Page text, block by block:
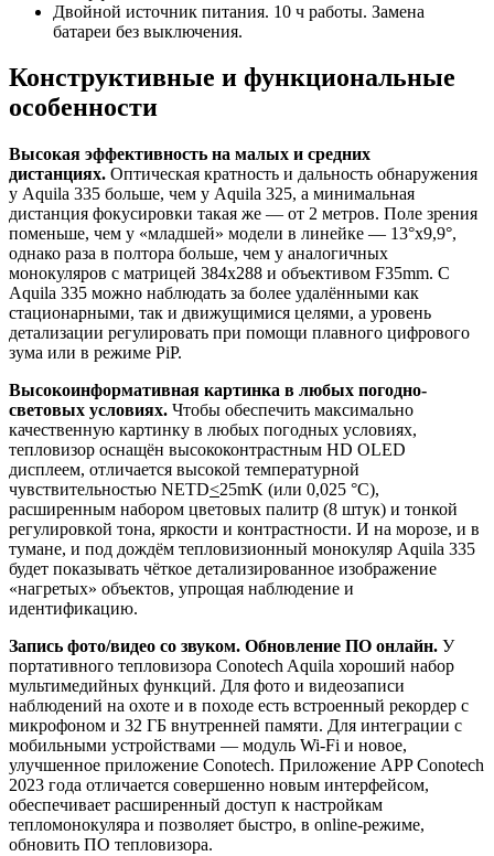
Двойной источник питания. 10 ч работы. Замена
батареи без выключения.
Конструктивные и функциональные
особенности
Высокая эффективность на малых и средних
дистанциях. Оптическая кратность и дальность обнаружения
у Aquila 335 больше, чем у Aquila 325, а минимальная
дистанция фокусировки такая же — от 2 метров. Поле зрения
поменьше, чем у «младшей» модели в линейке — 13°x9,9°,
однако раза в полтора больше, чем у аналогичных
монокуляров с матрицей 384x288 и объективом F35mm. С
Aquila 335 можно наблюдать за более удалёнными как
стационарными, так и движущимися целями, а уровень
детализации регулировать при помощи плавного цифрового
зума или в режиме PiP.
Высокоинформативная картинка в любых погодно-
световых условиях. Чтобы обеспечить максимально
качественную картинку в любых погодных условиях,
тепловизор оснащён высококонтрастным HD OLED
дисплеем, отличается высокой температурной
чувствительностью NETD<25mK (или 0,025 °C),
расширенным набором цветовых палитр (8 штук) и тонкой
регулировкой тона, яркости и контрастности. И на морозе, и в
тумане, и под дождём тепловизионный монокуляр Aquila 335
будет показывать чёткое детализированное изображение
«нагретых» объектов, упрощая наблюдение и
идентификацию.
Запись фото/видео со звуком. Обновление ПО онлайн. У
портативного тепловизора Conotech Aquila хороший набор
мультимедийных функций. Для фото и видеозаписи
наблюдений на охоте и в походе есть встроенный рекордер с
микрофоном и 32 ГБ внутренней памяти. Для интеграции с
мобильными устройствами — модуль Wi-Fi и новое,
улучшенное приложение Conotech. Приложение APP Conotech
2023 года отличается совершенно новым интерфейсом,
обеспечивает расширенный доступ к настройкам
тепломонокуляра и позволяет быстро, в online-режиме,
обновить ПО тепловизора.